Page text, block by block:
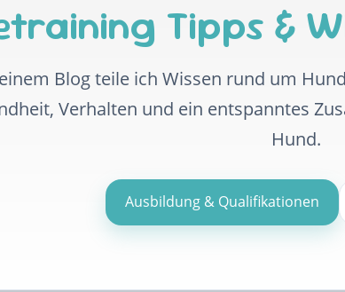
Tipps &
Blog teile ich Wissen rund um
Verhalten und ein entspanntes
Hund.
Ausbildung & Qualifikationen